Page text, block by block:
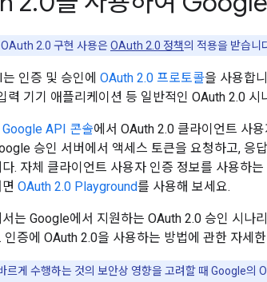
2.0 구현 사용은OAuth 2.0 정책의 적용을 받습니
인증 및 승인에 OAuth 2.0 프로토콜을 사용합
력 기기 애플리케이션 등 일반적인 OAuth 2.0 시
Google API 콘솔에서 OAuth 2.0 클라이언트 사
승인 서버에서 액세스 토큰을 요청하고, 응
. 자체 클라이언트 사용자 인증 정보를 사용하
OAuth 2.0 Playground를 사용해 보세요.
는 Google에서 지원하는 OAuth 2.0 승인 시나
인증에 OAuth 2.0을 사용하는 방법에 관한 자세
르게 수행하는 것의 보안상 영향을 고려할 때 Google